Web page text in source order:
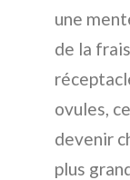
une
de la
ovules,
devenir
plus